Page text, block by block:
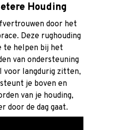
Houding
door het
Deze rughouding
te helpen bij het
van ondersteuning
voor langdurig zitten,
je boven en
van je houding,
door de dag gaat.